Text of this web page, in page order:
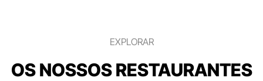
EXPLORAR
OS NOSSOS RESTAURANTES